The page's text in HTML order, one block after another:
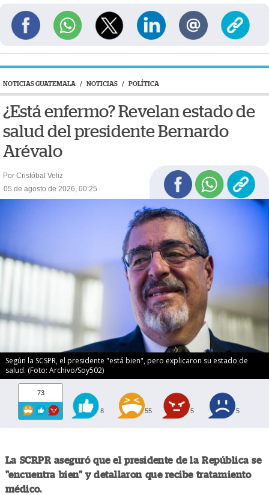
NOTICIAS GUATEMALA / NOTICIAS / POLÍTICA
¿Está enfermo? Revelan estado de
salud del presidente Bernardo
Arévalo
Por Cristóbal Veliz
05 de agosto de 2026, 00:25
Según la SCSPR, el presidente "está bien", pero explicaron su estado de
salud. (Foto: Archivo/Soy502)
73
8 55 5 5
La SCRPR aseguró que el presidente de la República se
"encuentra bien" y detallaron que recibe tratamiento
médico.